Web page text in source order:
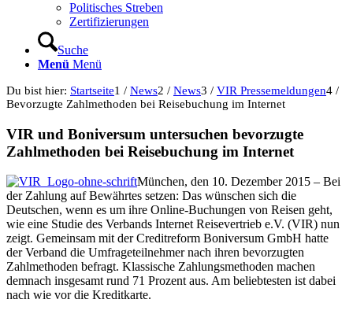
Politisches Streben
Zertifizierungen
Suche
Menü Menü
Du bist hier: Startseite1 / News2 / News3 / VIR Pressemeldungen4 /
Bevorzugte Zahlmethoden bei Reisebuchung im Internet
VIR und Boniversum untersuchen bevorzugte
Zahlmethoden bei Reisebuchung im Internet
München, den 10. Dezember 2015 – Bei
der Zahlung auf Bewährtes setzen: Das wünschen sich die
Deutschen, wenn es um ihre Online-Buchungen von Reisen geht,
wie eine Studie des Verbands Internet Reisevertrieb e.V. (VIR) nun
zeigt. Gemeinsam mit der Creditreform Boniversum GmbH hatte
der Verband die Umfrageteilnehmer nach ihren bevorzugten
Zahlmethoden befragt. Klassische Zahlungsmethoden machen
demnach insgesamt rund 71 Prozent aus. Am beliebtesten ist dabei
nach wie vor die Kreditkarte.